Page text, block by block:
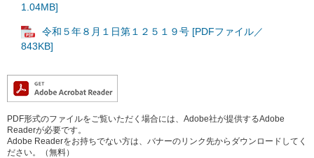
1.04MB]
令和５年８月１日第１２５１９号 [PDFファイル／
843KB]
PDF形式のファイルをご覧いただく場合には、Adobe社が提供するAdobe
Readerが必要です。
Adobe Readerをお持ちでない方は、バナーのリンク先からダウンロードしてく
ださい。（無料）